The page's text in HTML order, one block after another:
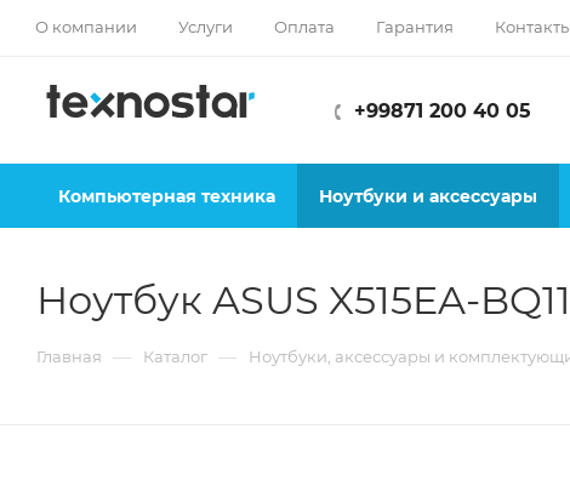
О компании Услуги Оплата Гарантия Контакты
+99871 200 40 05
Компьютерная техника Ноутбуки и аксессуары
Ноутбук ASUS X515EA-
Главная — Каталог — Ноутбуки, аксессуары и